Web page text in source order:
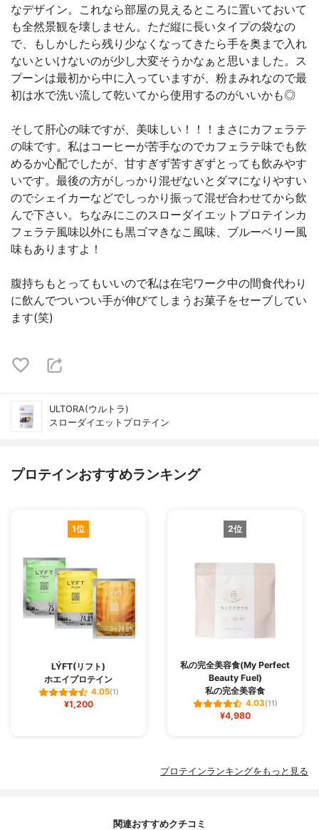
なデザイン。これなら部屋の見えるところに置いておいて
も全然景観を壊しません。ただ縦に長いタイプの袋なの
で、もしかしたら残り少なくなってきたら手を奥まで入れ
ないといけないのが少し大変そうかなぁと思いました。ス
プーンは最初から中に入っていますが、粉まみれなので最
初は水で洗い流して乾いてから使用するのがいいかも◎
そして肝心の味ですが、美味しい！！！まさにカフェラテ
の味です。私はコーヒーが苦手なのでカフェラテ味でも飲
めるか心配でしたが、甘すぎず苦すぎずとっても飲みやす
いです。最後の方がしっかり混ぜないとダマになりやすい
のでシェイカーなどでしっかり振って混ぜ合わせてから飲
んで下さい。ちなみにこのスローダイエットプロテインカ
フェラテ風味以外にも黒ゴマきなこ風味、ブルーベリー風
味もありますよ！
腹持ちもとってもいいので私は在宅ワーク中の間食代わり
に飲んでついつい手が伸びてしまうお菓子をセーブしてい
ます(笑)
ULTORA(ウルトラ)
スローダイエットプロテイン
プロテインおすすめランキング
1位
LÝFT(リフト)
ホエイプロテイン
4.05(1)
¥1,200
2位
私の完全美容食(My Perfect
Beauty Fuel)
私の完全美容食
4.03(11)
¥4,980
プロテインランキングをもっと見る
関連おすすめクチコミ